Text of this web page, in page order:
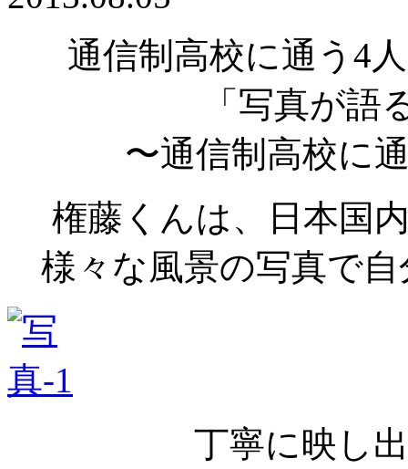
通信制高校に通う4
「写真が語
〜通信制高校に
権藤くんは、日本国
様々な風景の写真で
丁寧に映し